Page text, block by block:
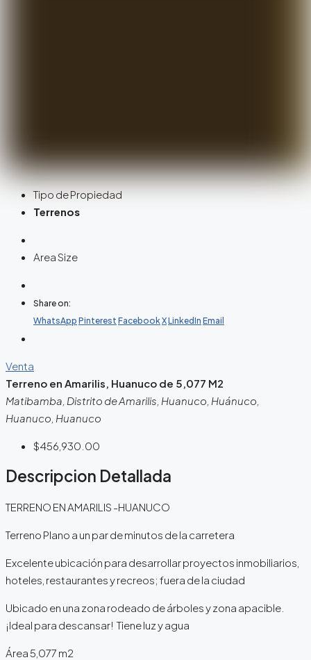
Tipo de Propiedad
Terrenos
Area Size
Share on:
WhatsApp Pinterest FacebookXLinkedIn Email
Venta
Terreno en Amarilis, Huanuco de 5,077 M2
Matibamba, Distrito de Amarilis, Huanuco, Huánuco,
Huanuco, Huanuco
$456,930.00
Descripcion Detallada
TERRENO EN AMARILIS -HUANUCO
Terreno Plano a un par de minutos de la carretera
Excelente ubicación para desarrollar proyectos inmobiliarios,
hoteles, restaurantes y recreos; fuera de la ciudad
Ubicado en una zona rodeado de árboles y zona apacible.
¡Ideal para descansar! Tiene luz y agua
Área 5,077 m2